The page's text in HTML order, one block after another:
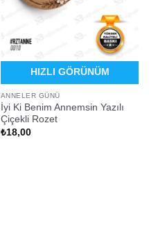
HIZLI GÖRÜNÜM
ANNELER GÜNÜ
İyi Ki Benim Annemsin Yazılı
Çiçekli Rozet
₺18,00